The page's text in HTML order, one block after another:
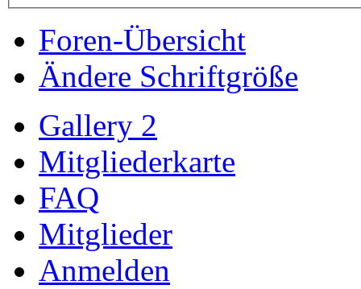
Foren-Übersicht
Ändere Schriftgröße
Gallery 2
Mitgliederkarte
FAQ
Mitglieder
Anmelden